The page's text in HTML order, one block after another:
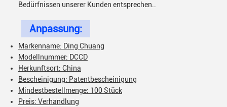
Bedürfnissen unserer Kunden entsprechen..
Anpassung:
Markenname: Ding Chuang
Modellnummer: DCCD
Herkunftsort: China
Bescheinigung: Patentbescheinigung
Mindestbestellmenge: 100 Stück
Preis: Verhandlung